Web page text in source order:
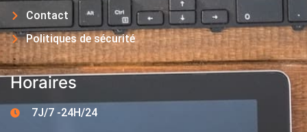
Contact
Politiques de sécurité
Horaires
7J/7 -24H/24